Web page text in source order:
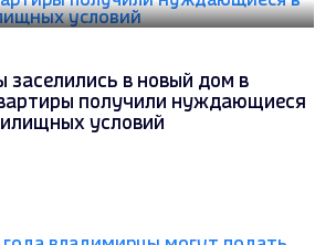
заселились в новый дом в
получили нуждающиеся
условий